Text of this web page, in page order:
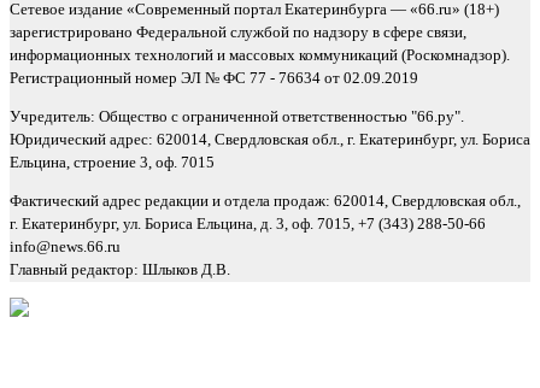
Сетевое издание «Современный портал Екатеринбурга — «66.ru» (18+)
зарегистрировано Федеральной службой по надзору в сфере связи,
информационных технологий и массовых коммуникаций (Роскомнадзор).
Регистрационный номер ЭЛ № ФС 77 - 76634 от 02.09.2019
Учредитель: Общество с ограниченной ответственностью "66.ру".
Юридический адрес: 620014, Свердловская обл., г. Екатеринбург, ул. Бориса
Ельцина, строение 3, оф. 7015
Фактический адрес редакции и отдела продаж: 620014, Свердловская обл.,
г. Екатеринбург, ул. Бориса Ельцина, д. 3, оф. 7015, +7 (343) 288-50-66
info@news.66.ru
Главный редактор: Шлыков Д.В.